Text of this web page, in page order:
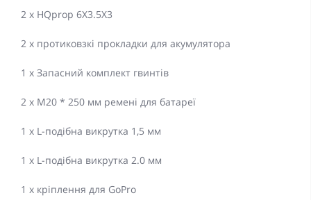
2 x HQprop 6X3.5X3
2 х протиковзкі прокладки для акумулятора
1 x Запасний комплект гвинтів
2 x M20 * 250 мм ремені для батареї
1 x L-подібна викрутка 1,5 мм
1 x L-подібна викрутка 2.0 мм
1 x кріплення для GoPro